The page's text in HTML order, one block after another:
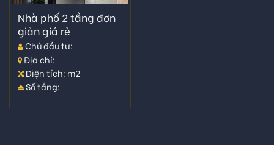
Nhà phố 2 tầng đơn
giản giá rẻ
Chủ đầu tư:
Địa chỉ:
Diện tích: m2
Số tầng: